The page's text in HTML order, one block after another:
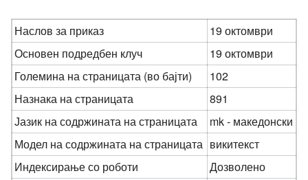
Наслов за приказ
19 октомври
Основен подредбен клуч
19 октомври
Големина на страницата (во бајти)
102
Назнака на страницата
891
Јазик на содржината на страницата
mk - македонски
Модел на содржината на страницата викитекст
Индексирање со роботи
Дозволено